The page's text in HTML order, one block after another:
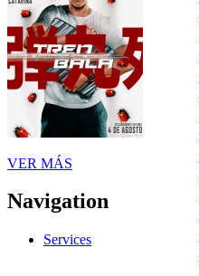
VER MÁS
Navigation
Services